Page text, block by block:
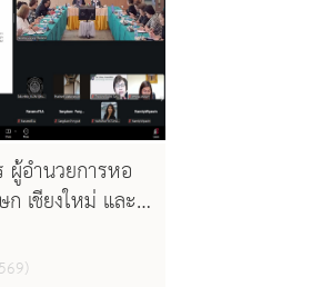
อำนวยการหอ
เชียงใหม่ และ
ชุมสมาคมห้อง